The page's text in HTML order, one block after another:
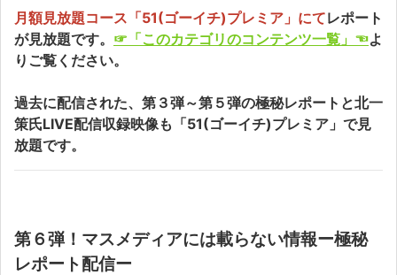
月額見放題コース「51(ゴーイチ)プレミア」にてレポート
が見放題です。 ☞「このカテゴリのコンテンツ一覧」☜よ
りご覧ください。
過去に配信された、第３弾～第５弾の極秘レポートと北一
策氏LIVE配信収録映像も「51(ゴーイチ)プレミア」で見
放題です。
第６弾！マスメディアには載らない情報ー極秘
レポート配信ー